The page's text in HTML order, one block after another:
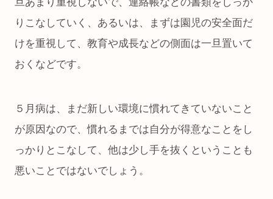
旦あまり重視しないで、連絡帳などの書類をしっか
りこなしていく、あるいは、まずは園児の安全面だ
けを重視して、教育や成長などの側面は一旦置いて
おくなどです。
５月病は、まだ新しい環境に慣れてきていないこと
が原因なので、慣れるまでは自分が得意なことをし
っかりとこなして、他は少し手を抜くということも
悪いことではないでしょう。